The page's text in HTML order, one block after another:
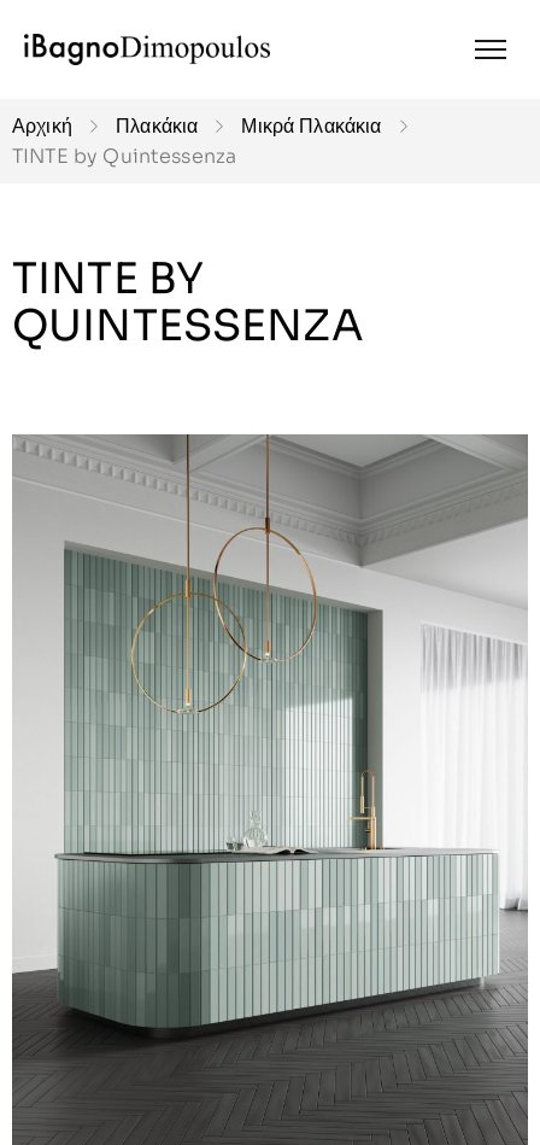
Αρχική Πλακάκια
Μικρά Πλακάκια
TINTE by Quintessenza
TINTE BY
QUINTESSENZA